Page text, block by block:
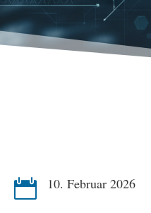
 10. Februar 2026